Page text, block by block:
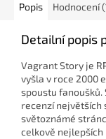
Popis Hodnocení
Detailní popis
Vagrant Story je
vyšla v roce 2000
spoustu fanoušků.
recenzí největších
světoznámé
celkově nejlepších